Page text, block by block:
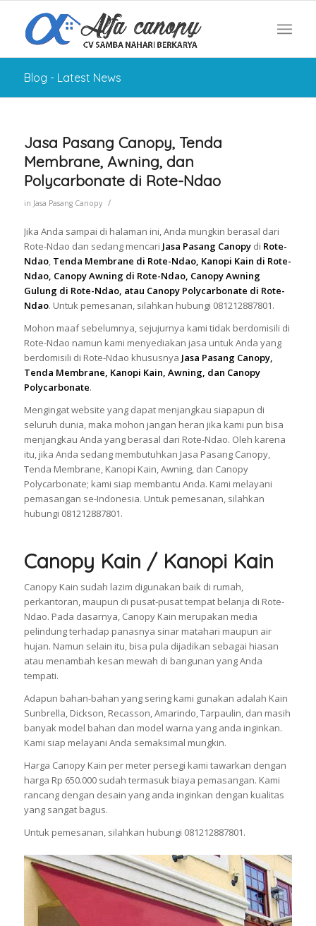
Blog - Latest News
Jasa Pasang Canopy, Tenda
Membrane, Awning, dan
Polycarbonate di Rote-Ndao
in Jasa Pasang Canopy /
Jika Anda sampai di halaman ini, Anda mungkin berasal dari
Rote-Ndao dan sedang mencari Jasa Pasang Canopy di Rote-
Ndao, Tenda Membrane di Rote-Ndao, Kanopi Kain di Rote-
Ndao, Canopy Awning di Rote-Ndao, Canopy Awning
Gulung di Rote-Ndao, atau Canopy Polycarbonate di Rote-
Ndao. Untuk pemesanan, silahkan hubungi 081212887801.
Mohon maaf sebelumnya, sejujurnya kami tidak berdomisili di
Rote-Ndao namun kami menyediakan jasa untuk Anda yang
berdomisili di Rote-Ndao khususnya Jasa Pasang Canopy,
Tenda Membrane, Kanopi Kain, Awning, dan Canopy
Polycarbonate.
Mengingat website yang dapat menjangkau siapapun di
seluruh dunia, maka mohon jangan heran jika kami pun bisa
menjangkau Anda yang berasal dari Rote-Ndao. Oleh karena
itu, jika Anda sedang membutuhkan Jasa Pasang Canopy,
Tenda Membrane, Kanopi Kain, Awning, dan Canopy
Polycarbonate; kami siap membantu Anda. Kami melayani
pemasangan se-Indonesia. Untuk pemesanan, silahkan
hubungi 081212887801.
Canopy Kain / Kanopi Kain
Canopy Kain sudah lazim digunakan baik di rumah,
perkantoran, maupun di pusat-pusat tempat belanja di Rote-
Ndao. Pada dasarnya, Canopy Kain merupakan media
pelindung terhadap panasnya sinar matahari maupun air
hujan. Namun selain itu, bisa pula dijadikan sebagai hiasan
atau menambah kesan mewah di bangunan yang Anda
tempati.
Adapun bahan-bahan yang sering kami gunakan adalah Kain
Sunbrella, Dickson, Recasson, Amarindo, Tarpaulin, dan masih
banyak model bahan dan model warna yang anda inginkan.
Kami siap melayani Anda semaksimal mungkin.
Harga Canopy Kain per meter persegi kami tawarkan dengan
harga Rp 650.000 sudah termasuk biaya pemasangan. Kami
rancang dengan desain yang anda inginkan dengan kualitas
yang sangat bagus.
Untuk pemesanan, silahkan hubungi 081212887801.